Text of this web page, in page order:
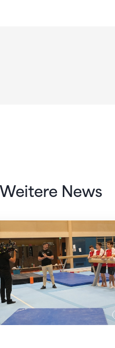
Weitere News
Zielen nach Zagreb